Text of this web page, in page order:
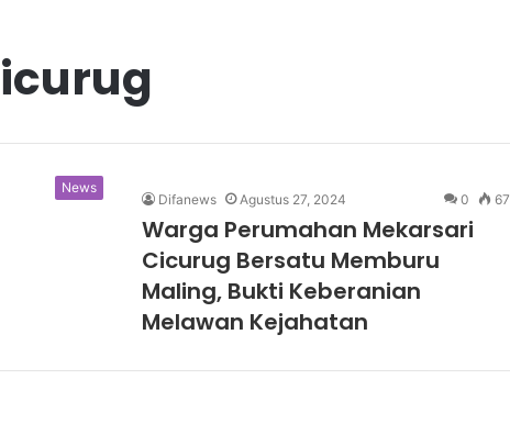
News
Difanews Agustus 27, 2024 0 67
Warga Perumahan Mekarsari
Cicurug Bersatu Memburu
Maling, Bukti Keberanian
Melawan Kejahatan